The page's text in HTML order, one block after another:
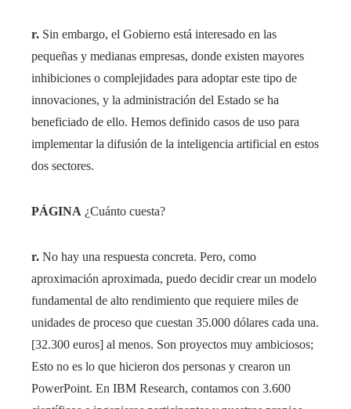
r. Sin embargo, el Gobierno está interesado en las
pequeñas y medianas empresas, donde existen mayores
inhibiciones o complejidades para adoptar este tipo de
innovaciones, y la administración del Estado se ha
beneficiado de ello. Hemos definido casos de uso para
implementar la difusión de la inteligencia artificial en estos
dos sectores.
PÁGINA ¿Cuánto cuesta?
r. No hay una respuesta concreta. Pero, como
aproximación aproximada, puedo decidir crear un modelo
fundamental de alto rendimiento que requiere miles de
unidades de proceso que cuestan 35.000 dólares cada una.
[32.300 euros] al menos. Son proyectos muy ambiciosos;
Esto no es lo que hicieron dos personas y crearon un
PowerPoint. En IBM Research, contamos con 3.600